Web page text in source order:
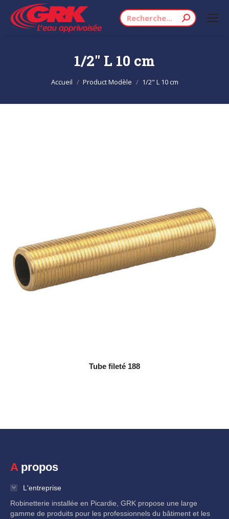
Recherche
1/2" L 10 cm
Vous êtes ici :
Accueil Product Modèle 1/2" L 10 cm
Tube fileté 188
A propos
L'entreprise
Robinetterie installée en Picardie, GRK propose une large
gamme de produits pour les professionnels du bâtiment et les